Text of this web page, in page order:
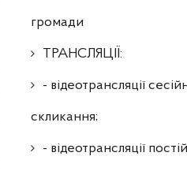
громади
ТРАНСЛЯЦІЇ:
- відеотрансляції
скликання;
- відеотрансляції